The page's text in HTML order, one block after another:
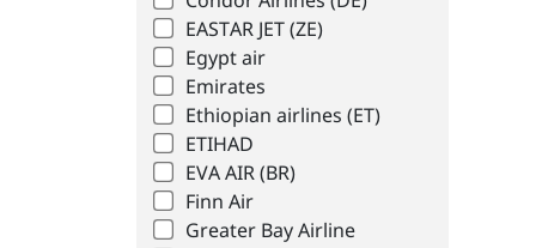
EASTAR JET (ZE)
Egypt air
Emirates
Ethiopian airlines (ET)
ETIHAD
EVA AIR (BR)
Finn Air
Greater Bay Airline